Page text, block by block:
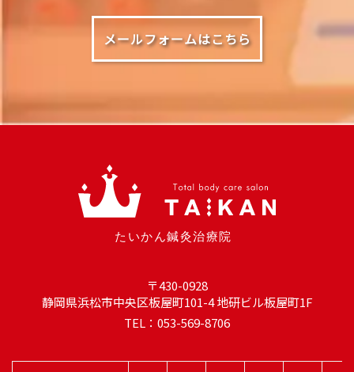
メールフォームはこちら
〒430-0928
静岡県浜松市中央区板屋町101-4 地研ビル板屋町1F
TEL：053-569-8706